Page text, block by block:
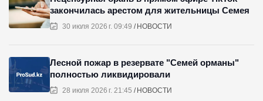
30 июля 2026 г. 09:49 НОВОСТИ
закончилась арестом для жительницы Семея
28 июля 2026 г. 21:45 НОВОСТИ
Лесной пожар в резервате "Семей орманы"
полностью ликвидировали